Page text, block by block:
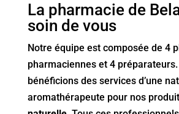
La pharmacie de
soin de vous
Notre équipe est composée de 4
pharmaciennes et 4
bénéficions des services d’une
aromathérapeute pour nos